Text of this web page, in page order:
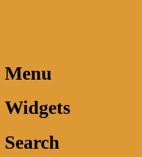
Menu
Widgets
Search